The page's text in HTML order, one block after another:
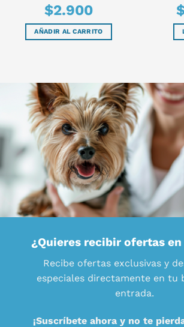
$2.900
AÑADIR AL CARRITO
¿Quieres recibir ofertas
Recibe ofertas exclusivas y
especiales directamente en tu
entrada.
¡Suscríbete ahora y no te